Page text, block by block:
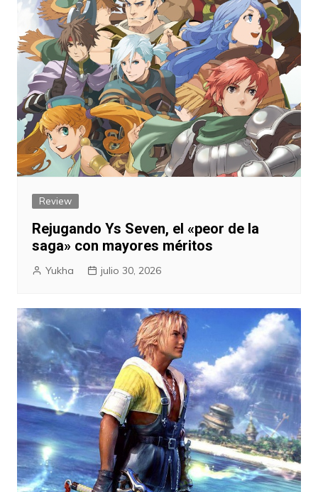
Review
Rejugando Ys Seven, el «peor de la
saga» con mayores méritos
Yukha julio 30, 2026